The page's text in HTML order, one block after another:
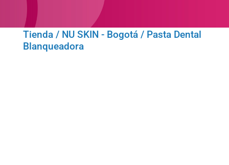
Tienda/ NU SKIN - Bogotá/ Pasta Dental
Blanqueadora